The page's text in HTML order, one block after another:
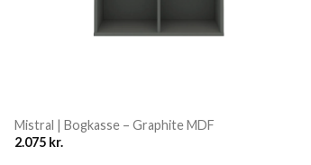
Mistral | Bogkasse – Graphite MDF
2.075 kr.